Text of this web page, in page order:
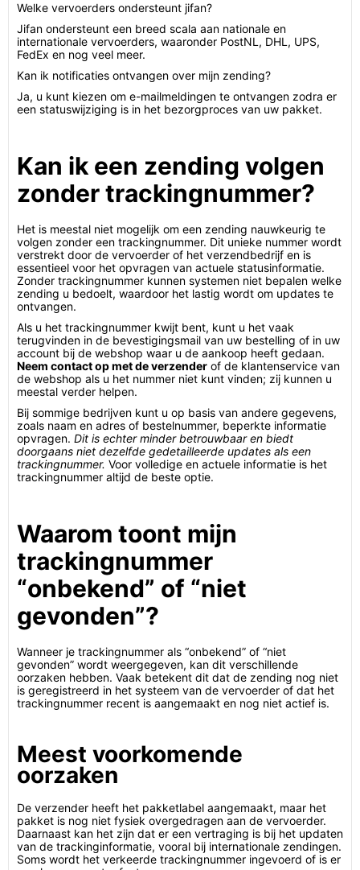
Welke vervoerders ondersteunt jifan?
Jifan ondersteunt een breed scala aan nationale en
internationale vervoerders, waaronder PostNL, DHL, UPS,
FedEx en nog veel meer.
Kan ik notificaties ontvangen over mijn zending?
Ja, u kunt kiezen om e-mailmeldingen te ontvangen zodra er
een statuswijziging is in het bezorgproces van uw pakket.
Kan ik een zending volgen
zonder trackingnummer?
Het is meestal niet mogelijk om een zending nauwkeurig te
volgen zonder een trackingnummer. Dit unieke nummer wordt
verstrekt door de vervoerder of het verzendbedrijf en is
essentieel voor het opvragen van actuele statusinformatie.
Zonder trackingnummer kunnen systemen niet bepalen welke
zending u bedoelt, waardoor het lastig wordt om updates te
ontvangen.
Als u het trackingnummer kwijt bent, kunt u het vaak
terugvinden in de bevestigingsmail van uw bestelling of in uw
account bij de webshop waar u de aankoop heeft gedaan.
Neem contact op met de verzender of de klantenservice van
de webshop als u het nummer niet kunt vinden; zij kunnen u
meestal verder helpen.
Bij sommige bedrijven kunt u op basis van andere gegevens,
zoals naam en adres of bestelnummer, beperkte informatie
opvragen. Dit is echter minder betrouwbaar en biedt
doorgaans niet dezelfde gedetailleerde updates als een
trackingnummer. Voor volledige en actuele informatie is het
trackingnummer altijd de beste optie.
Waarom toont mijn
trackingnummer
“onbekend” of “niet
gevonden”?
Wanneer je trackingnummer als “onbekend” of “niet
gevonden” wordt weergegeven, kan dit verschillende
oorzaken hebben. Vaak betekent dit dat de zending nog niet
is geregistreerd in het systeem van de vervoerder of dat het
trackingnummer recent is aangemaakt en nog niet actief is.
Meest voorkomende
oorzaken
De verzender heeft het pakketlabel aangemaakt, maar het
pakket is nog niet fysiek overgedragen aan de vervoerder.
Daarnaast kan het zijn dat er een vertraging is bij het updaten
van de trackinginformatie, vooral bij internationale zendingen.
Soms wordt het verkeerde trackingnummer ingevoerd of is er